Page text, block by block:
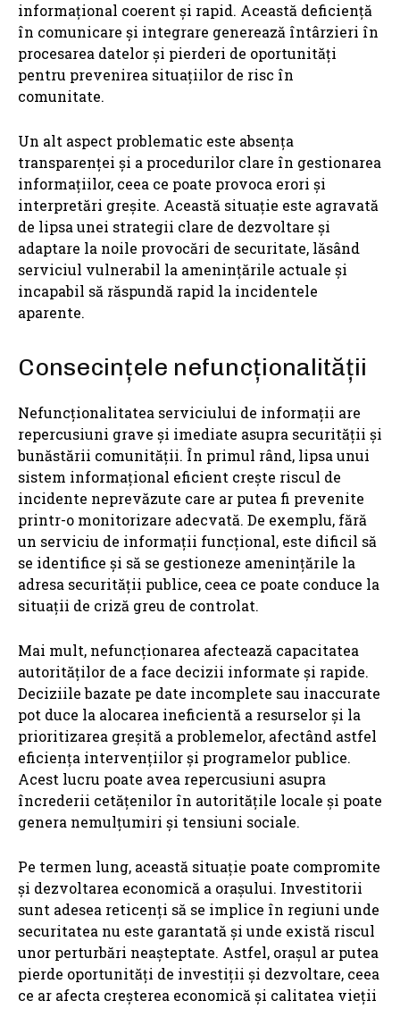
informațional coerent și rapid. Această deficiență
în comunicare și integrare generează întârzieri în
procesarea datelor și pierderi de oportunități
pentru prevenirea situațiilor de risc în
comunitate.
Un alt aspect problematic este absența
transparenței și a procedurilor clare în gestionarea
informațiilor, ceea ce poate provoca erori și
interpretări greșite. Această situație este agravată
de lipsa unei strategii clare de dezvoltare și
adaptare la noile provocări de securitate, lăsând
serviciul vulnerabil la amenințările actuale și
incapabil să răspundă rapid la incidentele
aparente.
Consecințele nefuncționalității
Nefuncționalitatea serviciului de informații are
repercusiuni grave și imediate asupra securității și
bunăstării comunității. În primul rând, lipsa unui
sistem informațional eficient crește riscul de
incidente neprevăzute care ar putea fi prevenite
printr-o monitorizare adecvată. De exemplu, fără
un serviciu de informații funcțional, este dificil să
se identifice și să se gestioneze amenințările la
adresa securității publice, ceea ce poate conduce la
situații de criză greu de controlat.
Mai mult, nefuncționarea afectează capacitatea
autorităților de a face decizii informate și rapide.
Deciziile bazate pe date incomplete sau inaccurate
pot duce la alocarea ineficientă a resurselor și la
prioritizarea greșită a problemelor, afectând astfel
eficiența intervențiilor și programelor publice.
Acest lucru poate avea repercusiuni asupra
încrederii cetățenilor în autoritățile locale și poate
genera nemulțumiri și tensiuni sociale.
Pe termen lung, această situație poate compromite
și dezvoltarea economică a orașului. Investitorii
sunt adesea reticenți să se implice în regiuni unde
securitatea nu este garantată și unde există riscul
unor perturbări neașteptate. Astfel, orașul ar putea
pierde oportunități de investiții și dezvoltare, ceea
ce ar afecta creșterea economică și calitatea vieții